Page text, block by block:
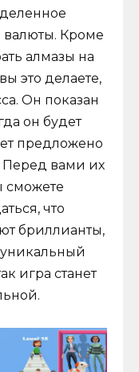
валюты. Кроме
алмазы на
это делаете,
Он показан
он будет
предложено
Перед вами их
сможете
что
бриллианты,
игра станет